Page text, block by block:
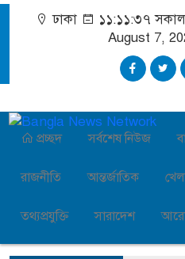
ঢাকা ১১:১১:৩৮ সকাল
August 7,
প্রচ্ছদ সর্বশেষ নিউজ
রাজনীতি আন্তর্জাতিক
তথ্যপ্রযুক্তি সারাদেশ